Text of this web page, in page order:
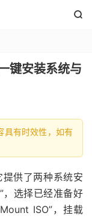

键安装系统与
有时效性，如有
供了两种系统安
，选择已经准备好
ISO”，挂载